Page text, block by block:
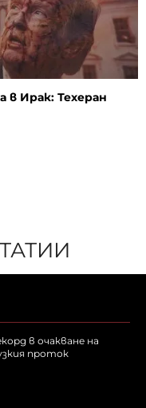
в Ирак: Техеран
в очакване на
проток